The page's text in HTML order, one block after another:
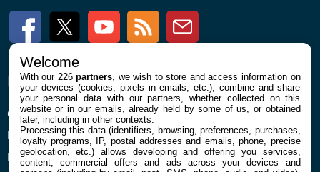
FacebookTwitter Youtube RSS Newsletter
ENTREPRISE
Confidentialité et Cookies
Mentions légales et CGU
Préférences Cookies
À PROPOS
Contact
Welcome
With our 226partners , we wish to store and access information on
your devices (cookies, pixels in emails, etc.), combine and share
your personal data with our partners, whether collected on this
website or in our emails, already held by some of us, or obtained
later, including in other contexts.
Processing this data (identifiers, browsing, preferences, purchases,
loyalty programs, IP, postal addresses and emails, phone, precise
geolocation, etc.) allows developing and offering you services,
content, commercial offers and ads across your devices and